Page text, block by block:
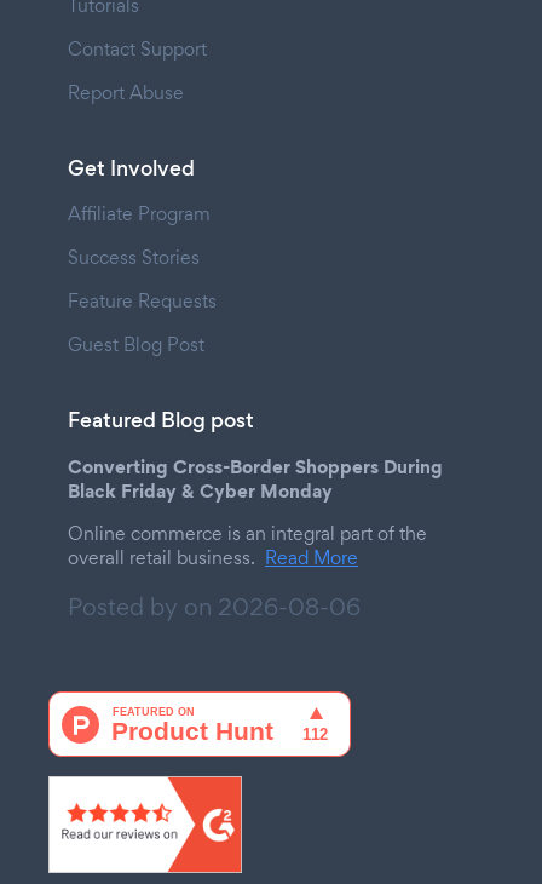
Tutorials
Contact Support
Report Abuse
Get Involved
Affiliate Program
Success Stories
Feature Requests
Guest Blog Post
Featured Blog post
Converting Cross-Border Shoppers During
Black Friday & Cyber Monday
Online commerce is an integral part of the
overall retail business. Read More
Posted by on 2026-08-06